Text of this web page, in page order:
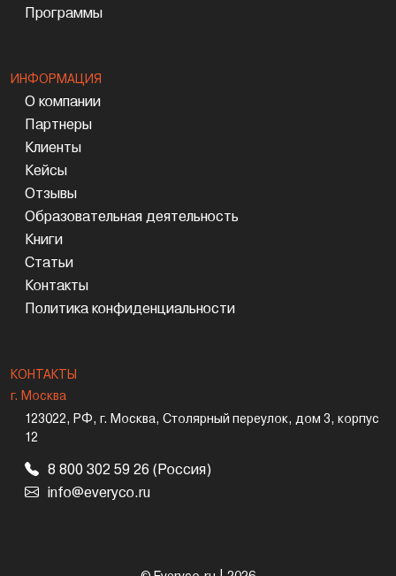
Программы
ИНФОРМАЦИЯ
О компании
Партнеры
Клиенты
Кейсы
Отзывы
Образовательная деятельность
Книги
Статьи
Контакты
Политика конфиденциальности
КОНТАКТЫ
г. Москва
123022, РФ, г. Москва, Столярный переулок, дом 3, корпус
12
8 800 302 59 26 (Россия)
info@everyco.ru